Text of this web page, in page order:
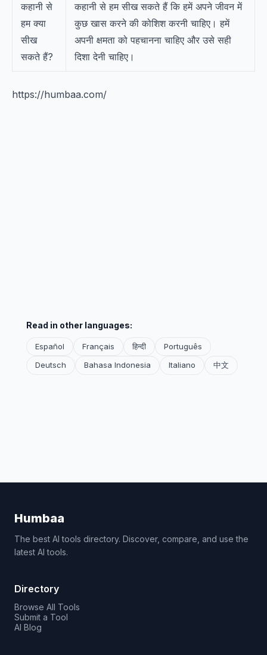
कहानी से
हम क्या
सीख
सकते हैं?
कहानी से हम सीख सकते हैं कि हमें अपने जीवन में
कुछ खास करने की कोशिश करनी चाहिए। हमें
अपनी क्षमता को पहचानना चाहिए और उसे सही
दिशा देनी चाहिए।
https://humbaa.com/
Read in other languages:
Español Français हिन्दी
Português
Deutsch
Bahasa Indonesia Italiano 中文
Humbaa
The best AI tools directory. Discover, compare, and use the
latest AI tools.
Directory
Browse All Tools
Submit a Tool
AI Blog